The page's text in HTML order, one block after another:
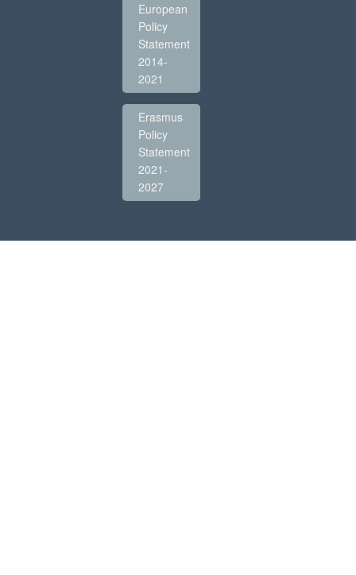
European
Policy
Statement
2014-
2021
Erasmus
Policy
Statement
2021-
2027